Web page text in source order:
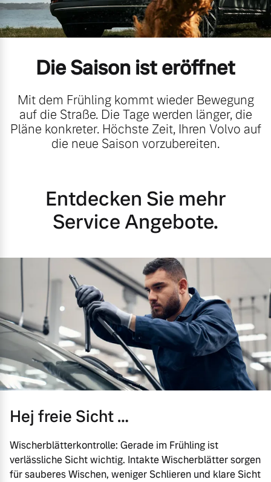
Mild-Hybrid
Geschäftskunden
Konnektivität
Angebot anfragen
Fahrzeug konfigurieren
Sofort verfügbare Fahrzeuge
Gebrauchtwagen
Mehr erfahren
Volvo Gebrauchtwagenbörse
Aktuelle Zubehörangebote
Service by Volvo
Vielzahl von Original
Volvo Winter- und
Sommer Kompletträder.
Bitte sprechen Sie uns
direkt an.
Mehr erfahren
Entdecken Sie unsere
saisonalen Angebote.
Mehr erfahren
Kontakt und Anfahrt
Unsere News & Events
Die Saison ist eröffnet
Mit dem Frühling kommt wieder Bewegung
auf die Straße. Die Tage werden länger, die
Pläne konkreter. Höchste Zeit, Ihren Volvo auf
die neue Saison vorzubereiten.
Entdecken Sie mehr
Service Angebote.
Hej freie Sicht …
Wischerblätterkontrolle: Gerade im Frühling ist
verlässliche Sicht wichtig. Intakte Wischerblätter sorgen
für sauberes Wischen, weniger Schlieren und klare Sicht